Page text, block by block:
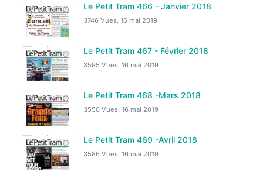
Le Petit Tram 466 - Janvier 2018
3746 Vues. 16 mai 2019
Le Petit Tram 467 - Février 2018
3595 Vues. 16 mai 2019
Le Petit Tram 468 -Mars 2018
3550 Vues. 16 mai 2019
Le Petit Tram 469 -Avril 2018
3586 Vues. 16 mai 2019